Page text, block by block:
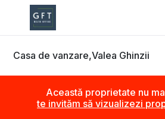
Casa de vanzare,Valea Ghinzii
Această proprietate nu
te invităm să vizualizezi